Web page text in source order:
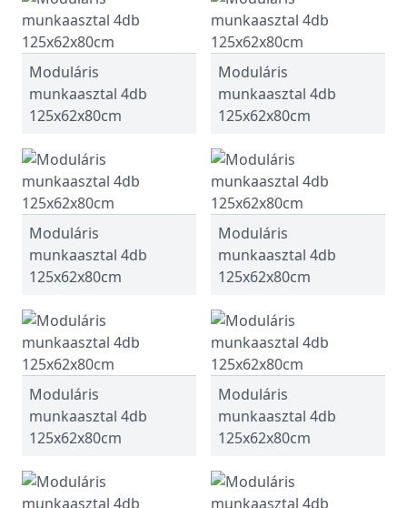
Moduláris
munkaasztal 4db
125x62x80cm
Moduláris
munkaasztal 4db
125x62x80cm
Moduláris
munkaasztal 4db
125x62x80cm
Moduláris
munkaasztal 4db
125x62x80cm
Moduláris
munkaasztal 4db
125x62x80cm
Moduláris
munkaasztal 4db
125x62x80cm